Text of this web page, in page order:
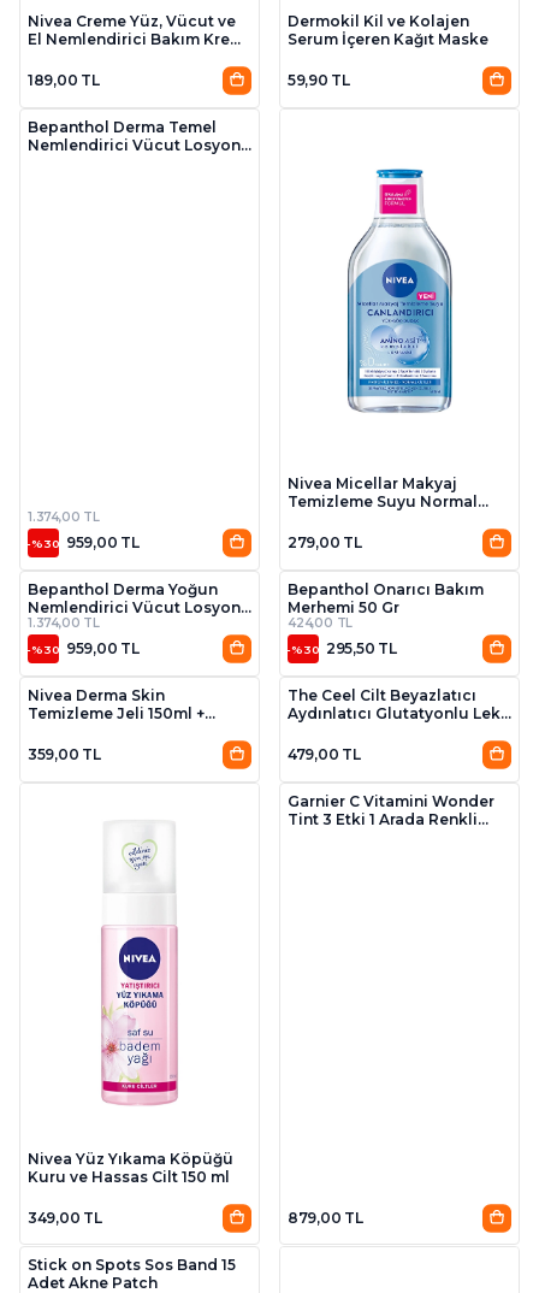
Nivea Creme Yüz, Vücut ve
El Nemlendirici Bakım Kremi
189,00 TL
Dermokil Kil ve Kolajen
Serum İçeren Kağıt Maske
59,90 TL
Bepanthol Derma Temel
Nemlendirici Vücut Losyonu
1.374,00 TL
-%30 959,00 TL
Nivea Micellar Makyaj
Temizleme Suyu Normal
279,00 TL
Bepanthol Derma Yoğun
Nemlendirici Vücut Losyonu
400 Ml
1.374,00 TL
-%30 959,00 TL
Bepanthol Onarıcı Bakım
Merhemi 50 Gr
424,00 TL
-%30 295,50 TL
Nivea Derma Skin
Temizleme Jeli 150ml +
359,00 TL
The Ceel Cilt Beyazlatıcı
Aydınlatıcı Glutatyonlu Leke
Niacinamide Kojik Asitli 50
479,00 TL
Nivea Yüz Yıkama Köpüğü
Kuru ve Hassas Cilt 150 ml
349,00 TL
Garnier C Vitamini Wonder
Tint 3 Etki 1 Arada Renkli
879,00 TL
Stick on Spots Sos Band 15
Adet Akne Patch